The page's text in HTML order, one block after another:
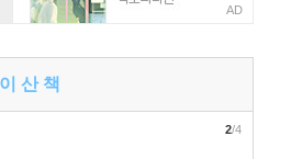
AD
산 책
2/4